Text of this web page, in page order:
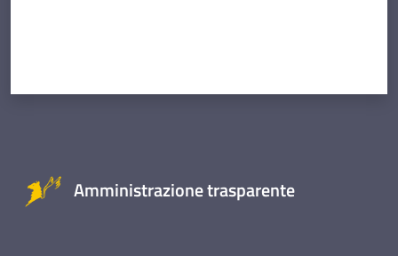
Amministrazione trasparente